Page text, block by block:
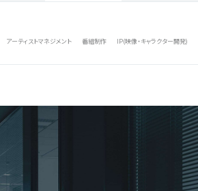
アーティストマネジメント 番組制作 IP(映像・キャラクター開発)